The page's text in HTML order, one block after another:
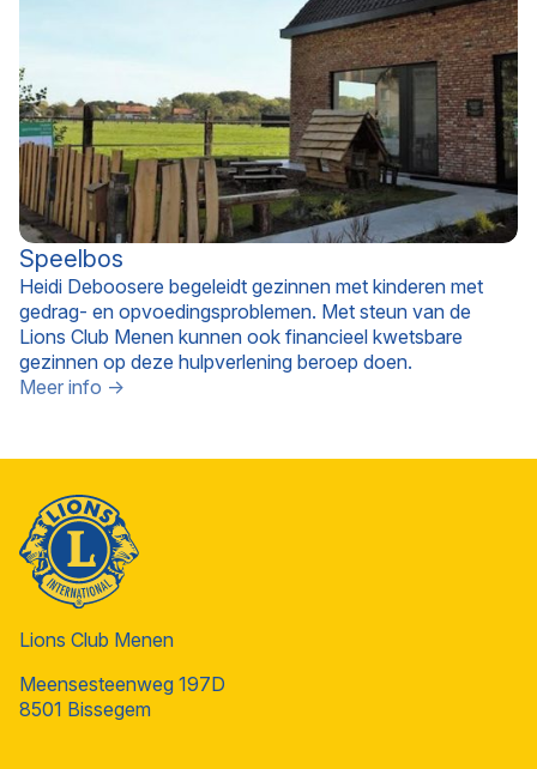
Speelbos
Heidi Deboosere begeleidt gezinnen met kinderen met
gedrag- en opvoedingsproblemen. Met steun van de
Lions Club Menen kunnen ook financieel kwetsbare
gezinnen op deze hulpverlening beroep doen.
Meer info →
Lions Club Menen
Meensesteenweg 197D
8501 Bissegem